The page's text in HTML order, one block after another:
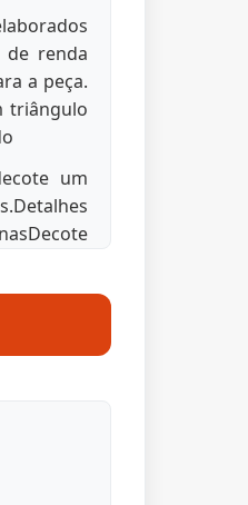
de renda
a peça.
triângulo
um